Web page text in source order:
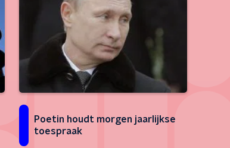
Poetin houdt morgen jaarlijkse
toespraak